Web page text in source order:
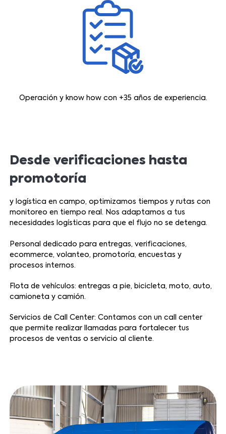
Operación y know how con +35 años de experiencia.
Desde verificaciones hasta
promotoría
y logística en campo, optimizamos tiempos y rutas con
monitoreo en tiempo real. Nos adaptamos a tus
necesidades logísticas para que el flujo no se detenga.
Personal dedicado para entregas, verificaciones,
ecommerce, volanteo, promotoría, encuestas y
procesos internos.
Flota de vehículos: entregas a pie, bicicleta, moto, auto,
camioneta y camión.
Servicios de Call Center: Contamos con un call center
que permite realizar llamadas para fortalecer tus
procesos de ventas o servicio al cliente.